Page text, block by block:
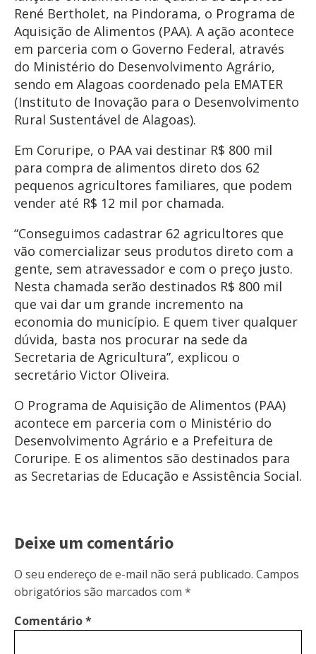
René Bertholet, na Pindorama, o Programa de
Aquisição de Alimentos (PAA). A ação acontece
em parceria com o Governo Federal, através
do Ministério do Desenvolvimento Agrário,
sendo em Alagoas coordenado pela EMATER
(Instituto de Inovação para o Desenvolvimento
Rural Sustentável de Alagoas).
Em Coruripe, o PAA vai destinar R$ 800 mil
para compra de alimentos direto dos 62
pequenos agricultores familiares, que podem
vender até R$ 12 mil por chamada.
“Conseguimos cadastrar 62 agricultores que
vão comercializar seus produtos direto com a
gente, sem atravessador e com o preço justo.
Nesta chamada serão destinados R$ 800 mil
que vai dar um grande incremento na
economia do município. E quem tiver qualquer
dúvida, basta nos procurar na sede da
Secretaria de Agricultura”, explicou o
secretário Victor Oliveira.
O Programa de Aquisição de Alimentos (PAA)
acontece em parceria com o Ministério do
Desenvolvimento Agrário e a Prefeitura de
Coruripe. E os alimentos são destinados para
as Secretarias de Educação e Assistência Social.
Deixe um comentário
O seu endereço de e-mail não será publicado. Campos
obrigatórios são marcados com *
Comentário*